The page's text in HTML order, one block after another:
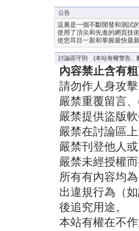
公告
這裏是一個不斷開發和測試
使用了頂尖和先進的網頁技術
使您耳目一新和掌握最快最新
討論區守則 (本站有權警告、
內容禁止含有
請勿作人身攻
嚴禁重覆留言
嚴禁提供盜版
嚴禁在討論區
嚴禁刊登他人
嚴禁未經授權
所有有內容均
出違規行為（
後追究用途。
本站有權在不